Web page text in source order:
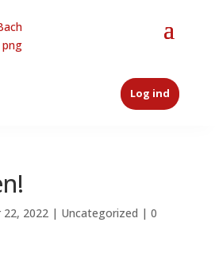
Log ind
22, 2022| Uncategorized | 0